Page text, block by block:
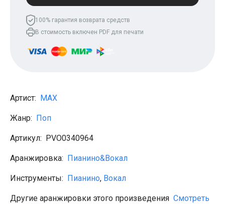
Клава Кока
Владимир Пресняков
Мари Краймбрери
Лариса Долина
Король и шут
ДДТ
Сплин
Агата Кристи
Чиж
KSB
100% гарантия возврата средств
В стоимость включен PDF для печати
Артист: MAX
Жанр: Поп
Артикул: PVO0340964
Аранжировка: Пианино&Вокал
Инструменты: Пианино, Вокал
Другие аранжировки этого произведения Смотреть